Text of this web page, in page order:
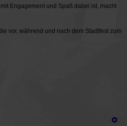
Engagement und Spaß dabei ist, macht
vor, während und nach dem Stadtfest zum